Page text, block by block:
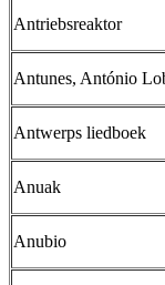
Antriebsreaktor
Antunes, António
Antwerps liedboek
Anuak
Anubio